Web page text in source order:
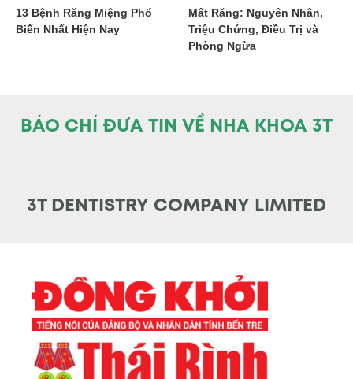
13 Bệnh Răng Miệng Phổ
Biến Nhất Hiện Nay
Mất Răng: Nguyên Nhân,
Triệu Chứng, Điều Trị và
Phòng Ngừa
BÁO CHÍ ĐƯA TIN VỀ NHA KHOA 3T
3T DENTISTRY COMPANY LIMITED